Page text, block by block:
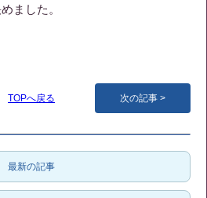
ました。
TOPへ戻る 次の記事
最新の記事